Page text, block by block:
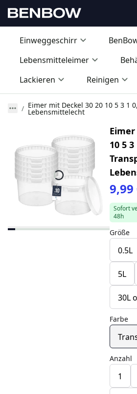
Einweggeschirr
Lebensmitteleimer
Lackieren
Reinigen
Eimer mit Deckel 30 20 10 5 3 1
Lebensmittelecht
10 5 3
9,99
Sofort
48h
Größe
0.5L
5L
30L
Farbe
Anzahl
1